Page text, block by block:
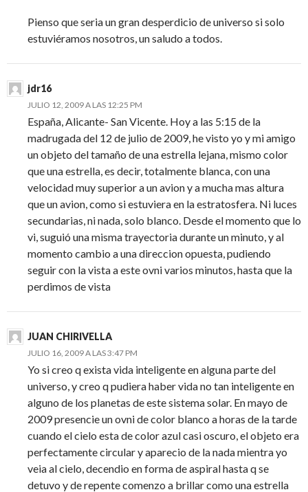
Pienso que seria un gran desperdicio de universo si solo
estuviéramos nosotros, un saludo a todos.
jdr16
JULIO 12, 2009 A LAS 12:25 PM
España, Alicante- San Vicente. Hoy a las 5:15 de la
madrugada del 12 de julio de 2009, he visto yo y mi amigo
un objeto del tamaño de una estrella lejana, mismo color
que una estrella, es decir, totalmente blanca, con una
velocidad muy superior a un avion y a mucha mas altura
que un avion, como si estuviera en la estratosfera. Ni luces
secundarias, ni nada, solo blanco. Desde el momento que lo
vi, suguió una misma trayectoria durante un minuto, y al
momento cambio a una direccion opuesta, pudiendo
seguir con la vista a este ovni varios minutos, hasta que la
perdimos de vista
JUAN CHIRIVELLA
JULIO 16, 2009 A LAS 3:47 PM
Yo si creo q exista vida inteligente en alguna parte del
universo, y creo q pudiera haber vida no tan inteligente en
alguno de los planetas de este sistema solar. En mayo de
2009 presencie un ovni de color blanco a horas de la tarde
cuando el cielo esta de color azul casi oscuro, el objeto era
perfectamente circular y aparecio de la nada mientra yo
veia al cielo, decendio en forma de aspiral hasta q se
detuvo y de repente comenzo a brillar como una estrella